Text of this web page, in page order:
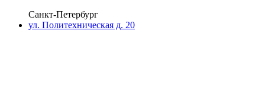
Санкт-Петербург
ул. Политехническая д. 20